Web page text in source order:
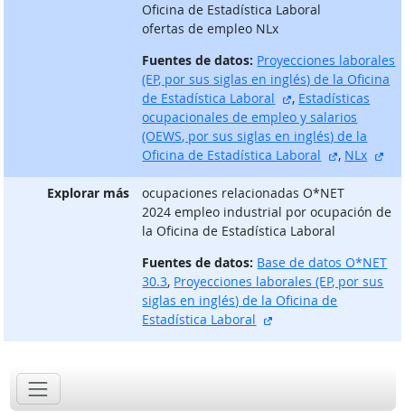
Oficina de Estadística Laboral
ofertas de empleo NLx
Fuentes de datos: Proyecciones laborales
(EP, por sus siglas en inglés) de la Oficina
de Estadística Laboral
sitio externo
, Estadísticas
ocupacionales de empleo y salarios
(OEWS, por sus siglas en inglés) de la
Oficina de Estadística Laboral
sitio
, NLx
Explorar más
ocupaciones relacionadas O*NET
2024 empleo industrial por ocupación de
la Oficina de Estadística Laboral
Fuentes de datos: Base de datos O*NET
30.3, Proyecciones laborales (EP, por sus
siglas en inglés) de la Oficina de
Estadística Laboral